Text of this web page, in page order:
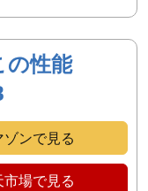
の性能
ゾンで見る
市場で見る